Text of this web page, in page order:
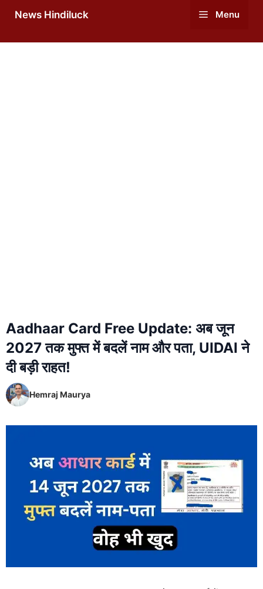
News Hindiluck Menu
Aadhaar Card Free Update: अब जून
2027 तक मुफ्त में बदलें नाम और पता, UIDAI ने
दी बड़ी राहत!
Hemraj Maurya